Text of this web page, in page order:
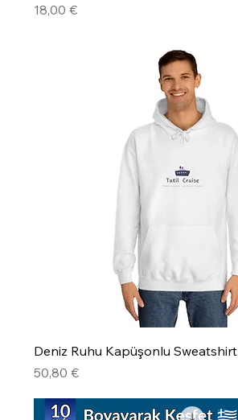
Precio
18,00 €
Deniz Ruhu Kapüşonlu Sweatshirt
Precio
50,80 €